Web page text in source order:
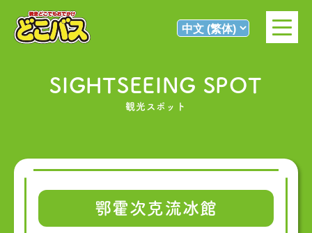
SIGHTSEEING SPOT
観光スポット
鄂霍次克流冰館